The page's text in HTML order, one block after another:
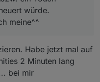
würde.
meine^^
Habe jetzt mal auf
2 Minuten lang
bei mir